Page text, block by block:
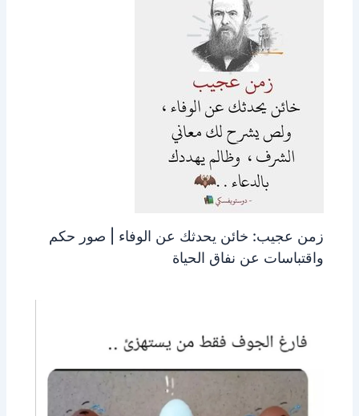
زمن عجيب: خائن يحدثك عن الوفاء | صور حكم
واقتباسات عن نفاق الحياة